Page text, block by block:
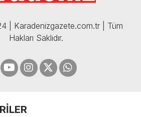
| Karadenizgazete.com.tr | Tüm
Hakları Saklıdır.